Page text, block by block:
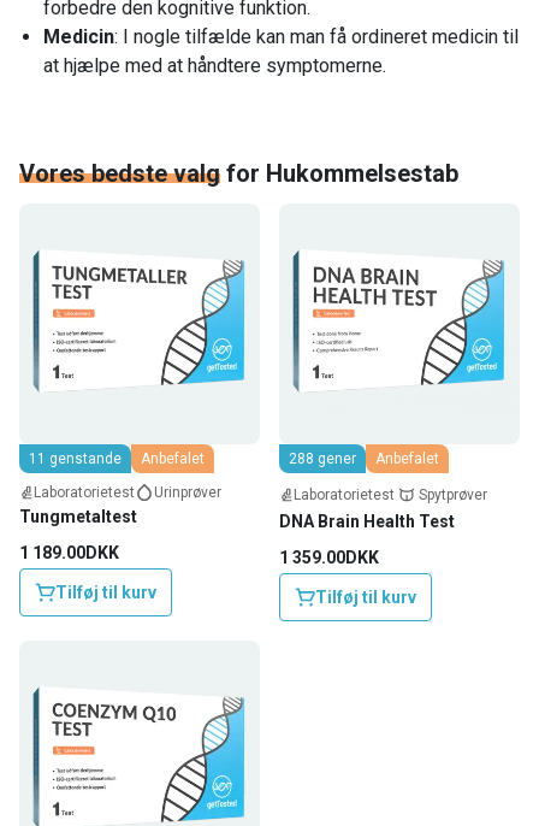
forbedre den kognitive funktion.
Medicin: I nogle tilfælde kan man få ordineret medicin til
at hjælpe med at håndtere symptomerne.
Vores bedste valg for Hukommelsestab
11 genstande
Anbefalet
Laboratorietest
Urinprøver
Tungmetaltest
1 189.00DKK
Tilføj til kurv
288 gener Anbefalet
Laboratorietest Spytprøver
DNA Brain Health Test
1 359.00DKK
Tilføj til kurv